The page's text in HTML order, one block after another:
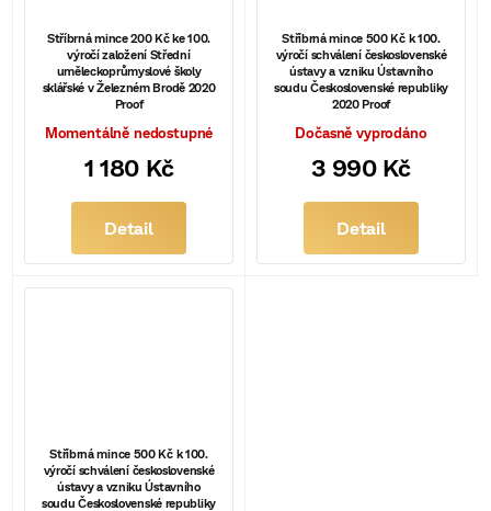
Stříbrná mince 200 Kč ke 100.
výročí založení Střední
uměleckoprůmyslové školy
sklářské v Železném Brodě 2020
Proof
Momentálně nedostupné
1 180 Kč
Detail
Stříbrná mince 500 Kč k 100.
výročí schválení československé
ústavy a vzniku Ústavního
soudu Československé republiky
2020 Proof
Dočasně vyprodáno
3 990 Kč
Detail
Stříbrná mince 500 Kč k 100.
výročí schválení československé
ústavy a vzniku Ústavního
soudu Československé republiky